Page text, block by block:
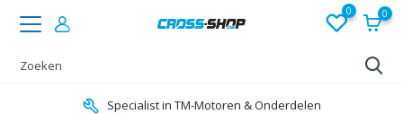
0 0
Specialist in TM-Motoren & Onderdelen